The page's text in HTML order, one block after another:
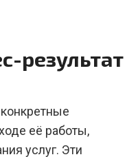
результат
её работы,
услуг. Эти